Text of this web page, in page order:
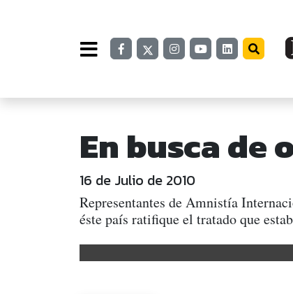
En busca
16 de Julio de 2010
Representantes de Amnistía
éste país ratifique el tratado que